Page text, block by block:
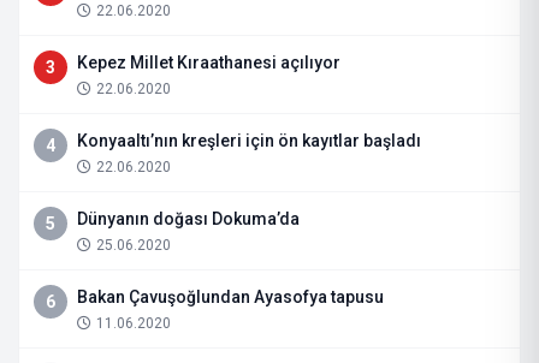
22.06.2020
3 Kepez Millet Kıraathanesi açılıyor
22.06.2020
4 Konyaaltı’nın kreşleri için ön kayıtlar başladı
22.06.2020
5 Dünyanın doğası Dokuma’da
25.06.2020
6 Bakan Çavuşoğlundan Ayasofya tapusu
11.06.2020